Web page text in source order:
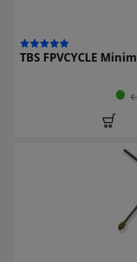
TBS FPVCYCLE
€